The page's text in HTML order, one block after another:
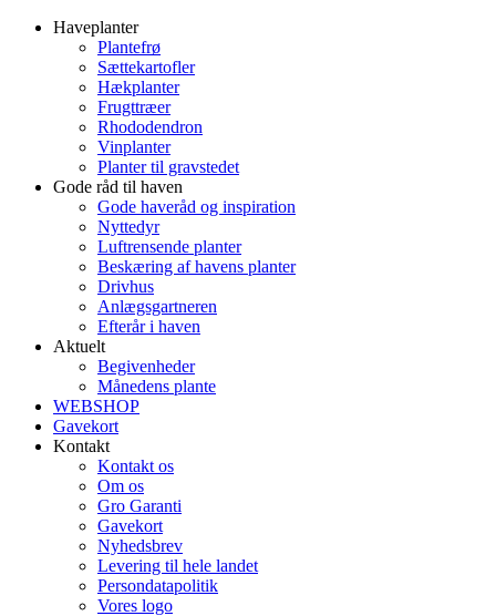
Haveplanter
Plantefrø
Sættekartofler
Hækplanter
Frugttræer
Rhododendron
Vinplanter
Planter til gravstedet
Gode råd til haven
Gode haveråd og inspiration
Nyttedyr
Luftrensende planter
Beskæring af havens planter
Drivhus
Anlægsgartneren
Efterår i haven
Aktuelt
Begivenheder
Månedens plante
WEBSHOP
Gavekort
Kontakt
Kontakt os
Om os
Gro Garanti
Gavekort
Nyhedsbrev
Levering til hele landet
Persondatapolitik
Vores logo